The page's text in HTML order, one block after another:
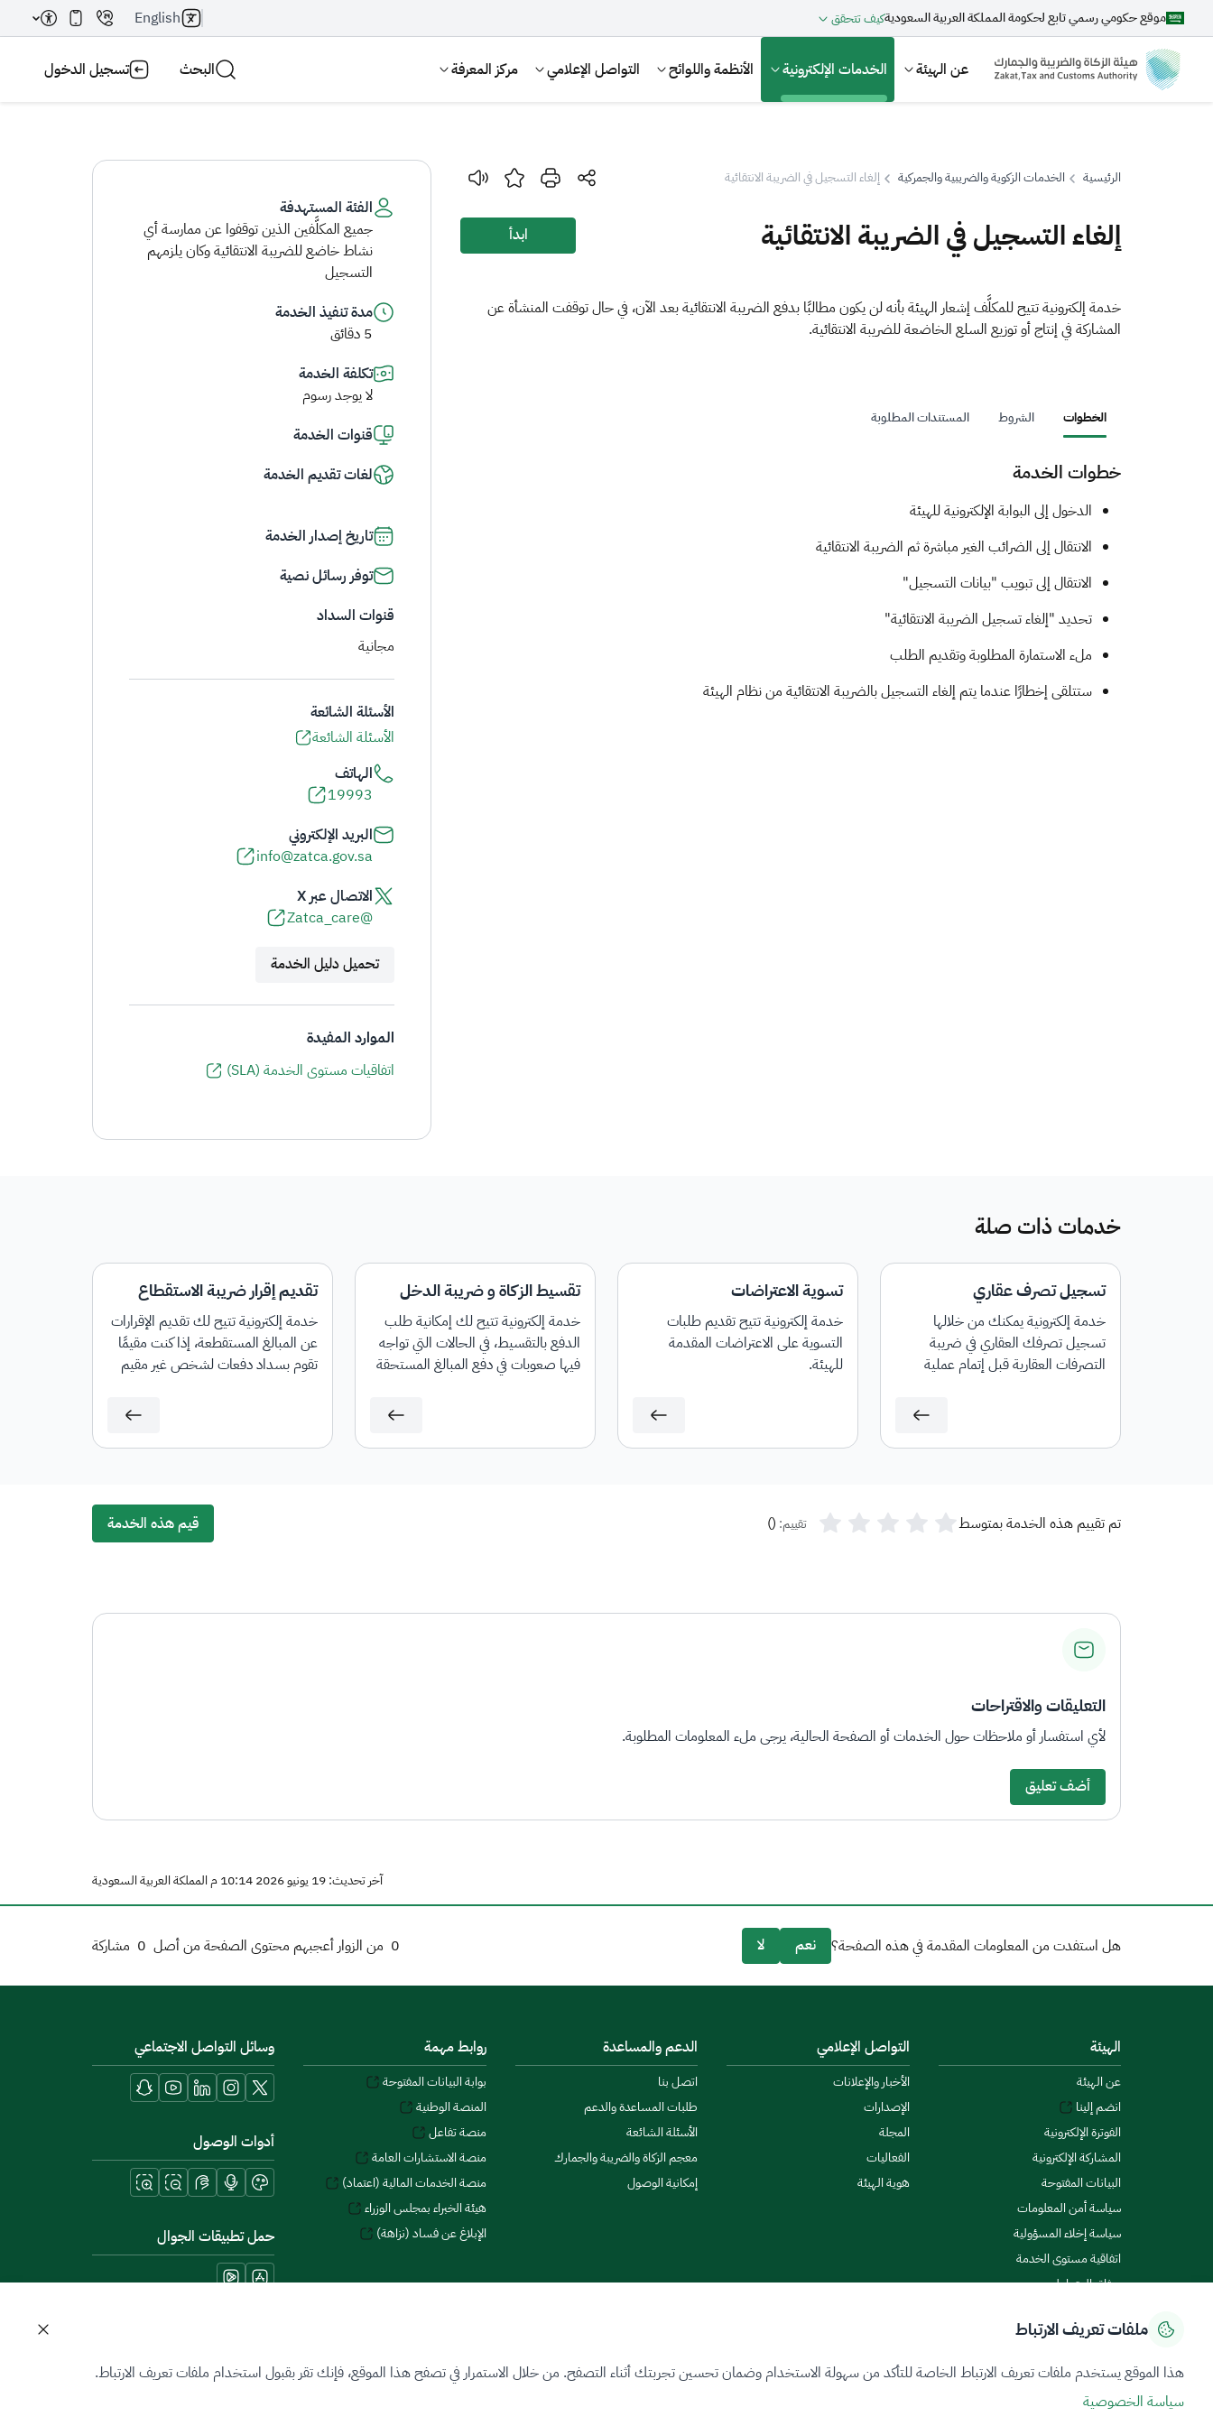
موقع حكومي رسمي تابع لحكومة المملكة العربية السعوديةكيف تتحقق English
عن الهيئة الخدمات الإلكترونية الأنظمة واللوائح التواصل الإعلامي مركز المعرفة البحث تسجيل الدخول
بحث بحث AI
اقتراحات
الزكاة الجمارك ضريبة القيمة المضافة
الرئيسية الخدمات الزكوية والضريبية والجمركية إلغاء التسجيل في الضريبة الانتقائية
إلغاء التسجيل في الضريبة الانتقائية ابدأ
خدمة إلكترونية تتيح للمكلَّف إشعار الهيئة بأنه لن يكون مطالبًا بدفع الضريبة الانتقائية بعد الآن، في حال توقفت المنشأة عن
المشاركة في إنتاج أو توزيع السلع الخاضعة للضريبة الانتقائية.
الخطوات الشروط المستندات المطلوبة
خطوات الخدمة
​​الدخول إلى البوابة الإلكترونية للهيئة
الانتقال إلى الضرائب الغير مباشرة ثم الضريبة الانتقائية
الانتقال إلى تبويب "بيانات التسجيل"
تحديد "إلغاء تسجيل الضريبة الانتقائية"
ملء الاستمارة المطلوبة وتقديم الطلب
ستتلقى إخطارًا عندما يتم إلغاء التسجيل بالضريبة الانتقائية من نظام الهيئة ​
الفئة المستهدفة
جميع المكلَّفين الذين توقفوا عن ممارسة أي
نشاط خاضع للضريبة الانتقائية وكان يلزمهم
التسجيل
مدة تنفيذ الخدمة
5 دقائق
تكلفة الخدمة
لا يوجد رسوم
قنوات الخدمة
لغات تقديم الخدمة
تاريخ إصدار الخدمة
توفر رسائل نصية
قنوات السداد
مجانية
الأسئلة الشائعة
الأسئلة الشائعة
الهاتف
19993
البريد الإلكتروني
info@zatca.gov.sa
الاتصال عبر X
@Zatca_care
تحميل دليل الخدمة
الموارد المفيدة
اتفاقيات مستوى الخدمة (SLA)
خدمات ذات صلة
تسجيل تصرف عقاري
خدمة إلكترونية يمكنك من خلالها
تسجيل تصرفك العقاري في ضريبة
التصرفات العقارية قبل إتمام عملية
معرفة مدى خضوع التصرف العقاري
بمبلغ الضريبة المستحق.
تسوية الاعتراضات
خدمة إلكترونية تتيح تقديم طلبات
التسوية على الاعتراضات المقدمة
للهيئة.
تقسيط الزكاة و ضريبة الدخل
خدمة إلكترونية تتيح لك إمكانية طلب
الدفع بالتقسيط، في الحالات التي تواجه
فيها صعوبات في دفع المبالغ المستحقة
تقديم إقرار ضريبة الاستقطاع
خدمة إلكترونية تتيح لك تقديم الإقرارات
عن المبالغ المستقطعة، إذا كنت مقيمًا
تقوم بسداد دفعات لشخص غير مقيم
النسب المطبقة.
تم تقييم هذه الخدمة بمتوسط تقييم: (
) قيم هذه الخدمة
التعليقات والاقتراحات
لأي استفسار أو ملاحظات حول الخدمات أو الصفحة الحالية، يرجى ملء المعلومات المطلوبة.
أضف تعليق
آخر تحديث: 19 يونيو 2026 10:14 م المملكة العربية السعودية
0 من الزوار أعجبهم محتوى الصفحة من أصل 0 مشاركة هل استفدت من المعلومات المقدمة في هذه الصفحة؟ نعم لا
الهيئة
عن الهيئة
انضم إلينا
الفوترة الإلكترونية
المشاركة الإلكترونية
البيانات المفتوحة
سياسة أمن المعلومات
سياسة إخلاء المسؤولية
اتفاقية مستوى الخدمة
ميثاق المتعاملين
التواصل الإعلامي
الأخبار والإعلانات
الإصدارات
المجلة
الفعاليات
هوية الهيئة
الدعم والمساعدة
اتصل بنا
طلبات المساعدة والدعم
الأسئلة الشائعة
معجم الزكاة والضريبة والجمارك
إمكانية الوصول
روابط مهمة
بوابة البيانات المفتوحة
المنصة الوطنية
منصة تفاعل
منصة الاستشارات العامة
منصة الخدمات المالية (اعتماد)
هيئة الخبراء بمجلس الوزراء
الإبلاغ عن فساد (نزاهة)
وسائل التواصل الاجتماعي
أدوات الوصول
حمل تطبيقات الجوال
جميع الحقوق محفوظة 2026 © ZATCA.GOV.SA
ملفات تعريف الارتباط
هذا الموقع يستخدم ملفات تعريف الارتباط الخاصة للتأكد من سهولة الاستخدام وضمان تحسين تجربتك أثناء التصفح. من خلال الاستمرار في تصفح هذا الموقع، فإنك تقر بقبول استخدام ملفات تعريف الارتباط.
سياسة الخصوصية